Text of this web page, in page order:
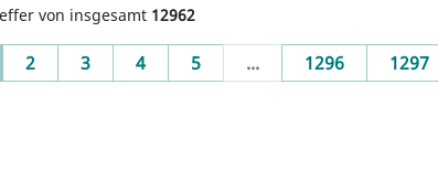
von insgesamt 12962
2 3 4 5 ... 1296 1297